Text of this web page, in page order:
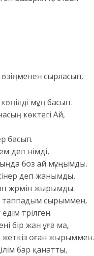
сырласып,
мұң басып.
көктегі Ай,
басып.
деп үнімді,
боз ай мұңымды.
деп жанымды,
жүрмін жырымды.
таппадым сырыммен,
түрілген.
бір жан ұға ма,
оған жырыммен.
бар қанатты,